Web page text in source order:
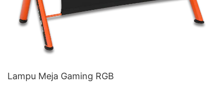
Lampu Meja Gaming RGB